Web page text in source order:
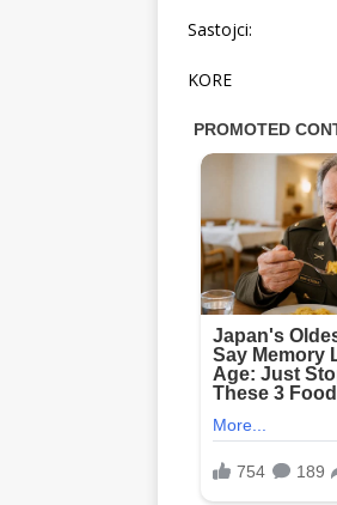
Sastojci:
KORE